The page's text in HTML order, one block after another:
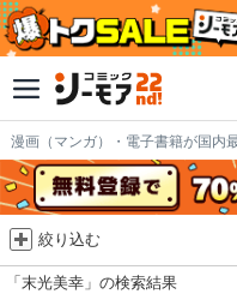
漫画（マンガ）・電子書籍が国内
絞り込む
「末光美幸」の検索結果